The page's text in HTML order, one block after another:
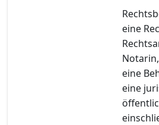
eine
eine
eine